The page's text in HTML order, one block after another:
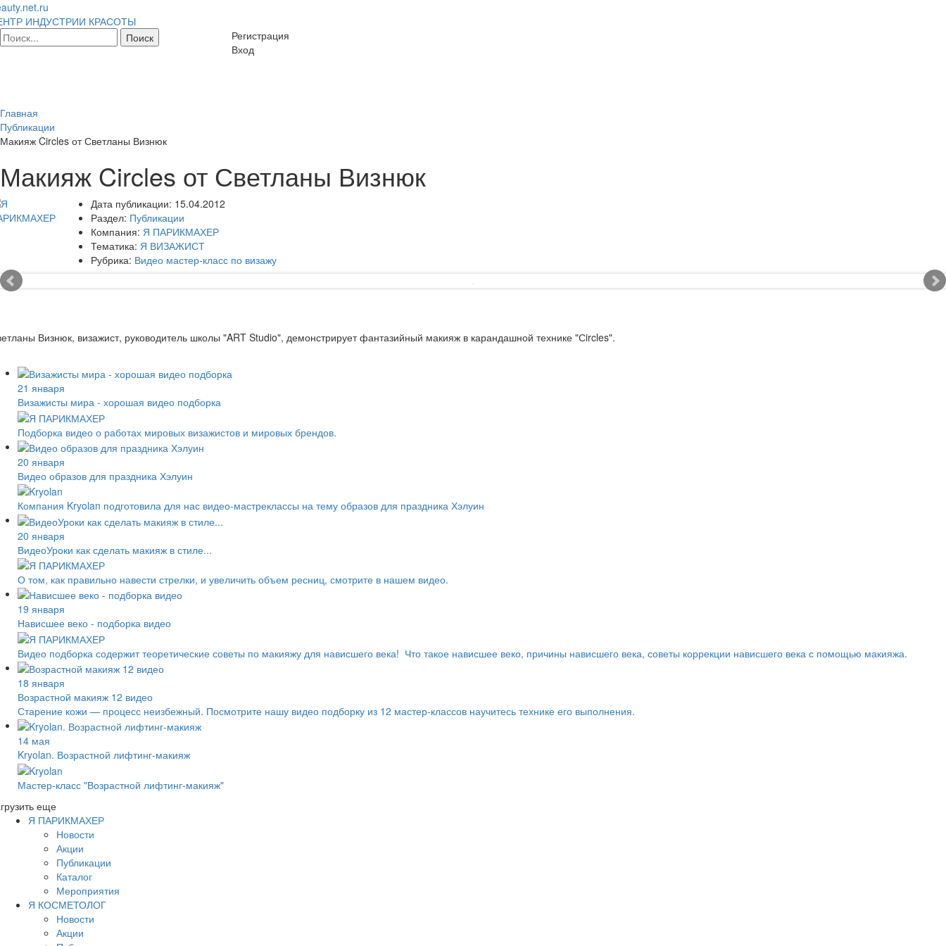
ИНДУСТРИИ КРАСОТЫ
Регистрация
Вход
Главная
Публикации
Макияж Circles от Светланы Визнюк
Макияж Circles от Светланы Визнюк
Дата публикации: 15.04.2012
Раздел: Публикации
Компания: Я ПАРИКМАХЕР
Тематика: Я ВИЗАЖИСТ
Рубрика: Видео мастер-класс по визажу
Визнюк, визажист, руководитель школы "ART Studio", демонстрирует фантазийный макияж в карандашной технике "Сircles".
21 января
Визажисты мира - хорошая видео подборка
Подборка видео о работах мировых визажистов и мировых брендов.
20 января
Видео образов для праздника Хэлуин
Компания Kryolan подготовила для нас видео-мастреклассы на тему образов для праздника Хэлуин
20 января
ВидеоУроки как сделать макияж в стиле...
О том, как правильно навести стрелки, и увеличить объем ресниц, смотрите в нашем видео.
19 января
Нависшее веко - подборка видео
Видео подборка содержит теоретические советы по макияжу для нависшего века! Что такое нависшее веко, причины нависшего века, советы коррекции нависшего века с помощью макияжа.
18 января
Возрастной макияж 12 видео
Старение кожи — процесс неизбежный. Посмотрите нашу видео подборку из 12 мастер-классов научитесь технике его выполнения.
14 мая
Kryolan. Возрастной лифтинг-макияж
Мастер-класс "Возрастной лифтинг-макияж"
еще
Я ПАРИКМАХЕР
Новости
Акции
Публикации
Каталог
Мероприятия
Я КОСМЕТОЛОГ
Новости
Акции